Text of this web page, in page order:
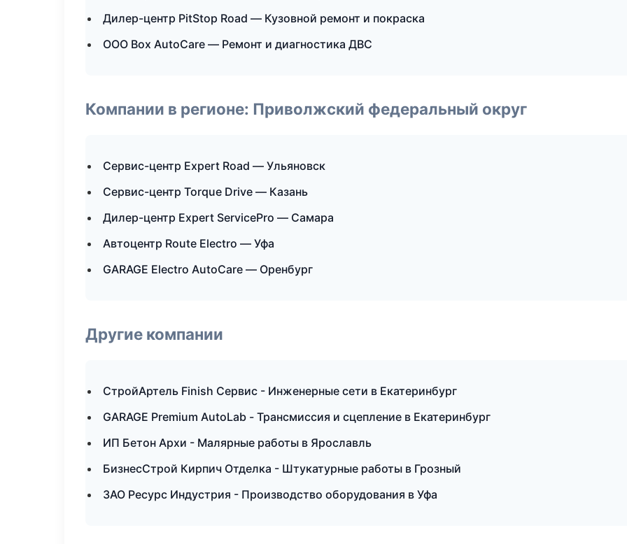
Дилер-центр PitStop Road — Кузовной ремонт и покраска
ООО Box AutoCare — Ремонт и диагностика ДВС
Компании в регионе: Приволжский федеральный округ
Сервис-центр Expert Road — Ульяновск
Сервис-центр Torque Drive — Казань
Дилер-центр Expert ServicePro — Самара
Автоцентр Route Electro — Уфа
GARAGE Electro AutoCare — Оренбург
Другие компании
СтройАртель Finish Сервис - Инженерные сети в Екатеринбург
GARAGE Premium AutoLab - Трансмиссия и сцепление в Екатеринбург
ИП Бетон Архи - Малярные работы в Ярославль
БизнесСтрой Кирпич Отделка - Штукатурные работы в Грозный
ЗАО Ресурс Индустрия - Производство оборудования в Уфа